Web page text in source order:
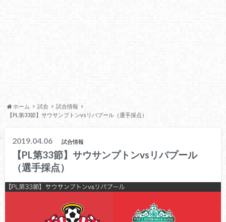
ホーム 試合
試合情報
【PL第33節】サウサンプトンvsリバプール（選手採点）
2019.04.06 試合情報
【PL第33節】サウサンプトンvsリバプール
（選手採点）